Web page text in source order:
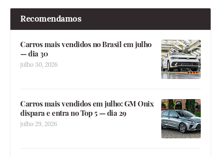
Recomendamos
Carros mais vendidos no Brasil em julho
— dia 30
julho 30, 2026
Carros mais vendidos em julho: GM Onix
dispara e entra no Top 5 — dia 29
julho 29, 2026